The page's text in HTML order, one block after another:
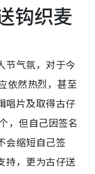
钩织麦
节气氛，对于今
依然热烈，甚至
唱片及取得古仔
，但自己因签名
会缩短自己签
持，更为古仔送